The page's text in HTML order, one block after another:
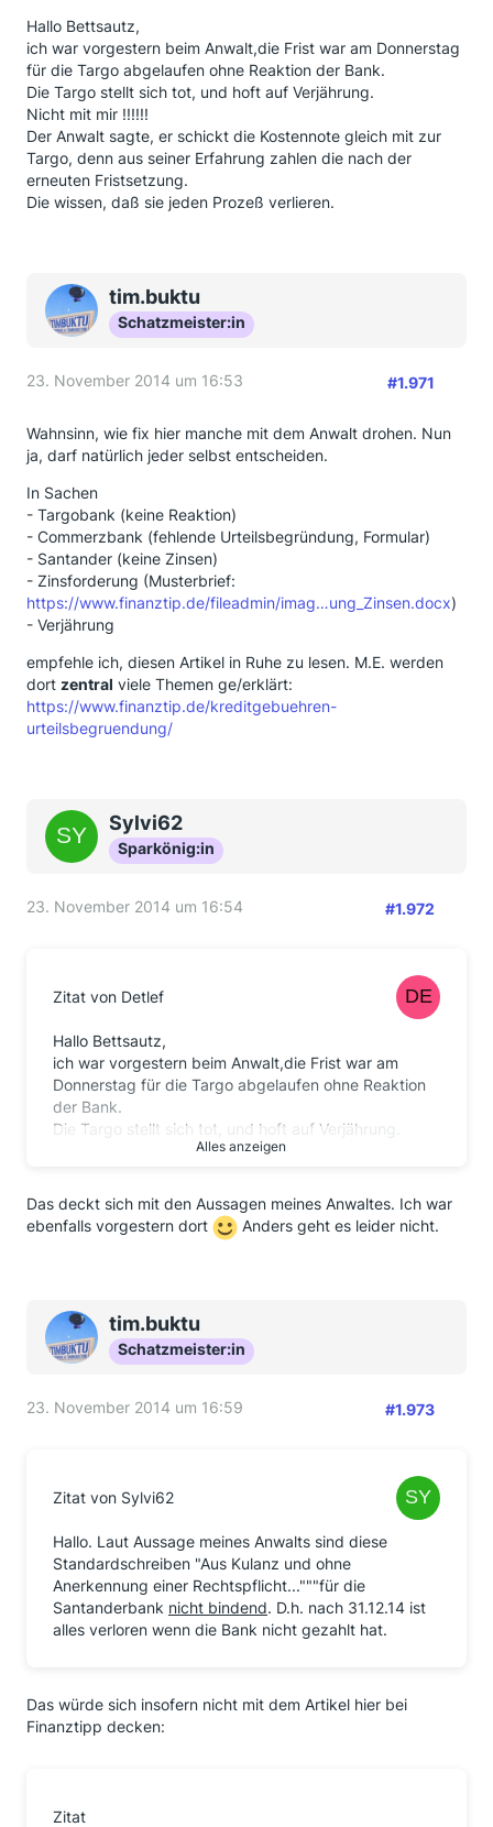
Hallo Bettsautz,
ich war vorgestern beim Anwalt,die Frist war am Donnerstag
für die Targo abgelaufen ohne Reaktion der Bank.
Die Targo stellt sich tot, und hoft auf Verjährung.
Nicht mit mir !!!!!!
Der Anwalt sagte, er schickt die Kostennote gleich mit zur
Targo, denn aus seiner Erfahrung zahlen die nach der
erneuten Fristsetzung.
Die wissen, daß sie jeden Prozeß verlieren.
tim.buktu
Schatzmeister:in
23. November 2014 um 16:53 #1.971
Wahnsinn, wie fix hier manche mit dem Anwalt drohen. Nun
ja, darf natürlich jeder selbst entscheiden.
In Sachen
- Targobank (keine Reaktion)
- Commerzbank (fehlende Urteilsbegründung, Formular)
- Santander (keine Zinsen)
- Zinsforderung (Musterbrief:
https://www.finanztip.de/fileadmin/imag…ung_Zinsen.docx)
- Verjährung
empfehle ich, diesen Artikel in Ruhe zu lesen. M.E. werden
dort zentral viele Themen ge/erklärt:
https://www.finanztip.de/kreditgebuehren-
urteilsbegruendung/
Sylvi62
Sparkönig:in
23. November 2014 um 16:54 #1.972
Zitat von Detlef
Hallo Bettsautz,
ich war vorgestern beim Anwalt,die Frist war am
Donnerstag für die Targo abgelaufen ohne Reaktion
der Bank.
Die Targo stellt sich tot, und hoft auf Verjährung.
zur Targo, denn aus seiner Erfahrung zahlen die nach
der
erneuten Fristsetzung.
Alles anzeigen
Das deckt sich mit den Aussagen meines Anwaltes. Ich war
ebenfalls vorgestern dort
Anders geht es leider nicht.
tim.buktu
Schatzmeister:in
23. November 2014 um 16:59 #1.973
Zitat von Sylvi62
Hallo. Laut Aussage meines Anwalts sind diese
Standardschreiben "Aus Kulanz und ohne
Anerkennung einer Rechtspflicht..."""für die
Santanderbank nicht bindend. D.h. nach 31.12.14 ist
alles verloren wenn die Bank nicht gezahlt hat.
Das würde sich insofern nicht mit dem Artikel hier bei
Finanztipp decken:
Zitat